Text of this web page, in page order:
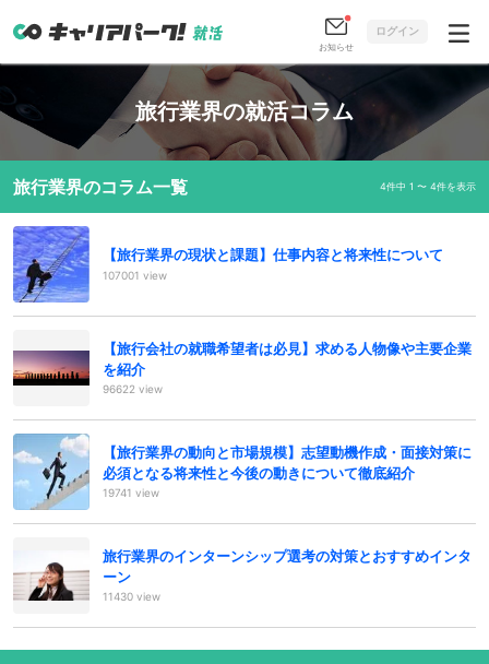
お知らせ
ログイン
旅行業界の就活コラム
旅行業界のコラム一覧 4件中 1 〜 4件を表示
【旅行業界の現状と課題】仕事内容と将来性について
107001 view
【旅行会社の就職希望者は必見】求める人物像や主要企業
を紹介
96622 view
【旅行業界の動向と市場規模】志望動機作成・面接対策に
必須となる将来性と今後の動きについて徹底紹介
19741 view
旅行業界のインターンシップ選考の対策とおすすめインタ
ーン
11430 view